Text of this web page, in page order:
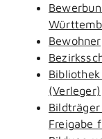
(Verleger)
Freigabe